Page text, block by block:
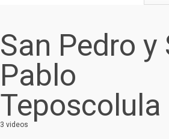
San Pedro y
Pablo
Teposcolula
3 videos